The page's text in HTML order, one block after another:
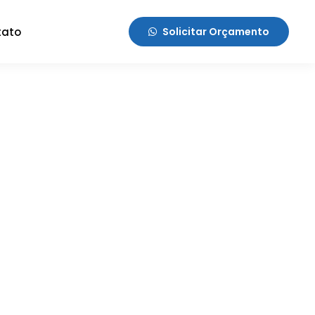
Solicitar Orçamento